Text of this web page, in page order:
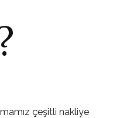
çeşitli nakliye